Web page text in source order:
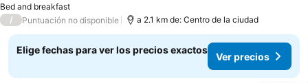
Bed and breakfast
/ Puntuación no disponible a 2.1 km de: Centro de la ciudad
Elige fechas para ver los precios exactos
Ver precios